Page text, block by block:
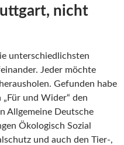
nicht
unterschiedlichsten
Jeder möchte
Gefunden habe
und Wider“ den
Allgemeine Deutsche
Ökologisch Sozial
und auch den Tier-,